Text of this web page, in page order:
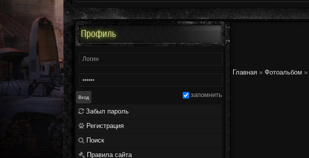
Главная » Фотоальбом »
Профиль
запомнить
Забыл пароль
Регистрация
Поиск
Правила сайта